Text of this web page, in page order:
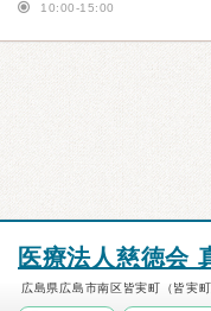
10:00-15:00
医療法人慈徳会
広島県広島市南区皆実町（皆実